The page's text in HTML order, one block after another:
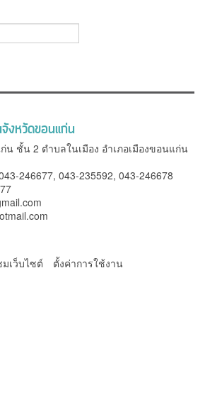
งหวัดขอนแก่น
น ชั้น 2 ตำบลในเมือง อำเภอเมืองขอนแก่น
246677, 043-235592, 043-246678
เว็บไซต์ ตั้งค่าการใช้งาน